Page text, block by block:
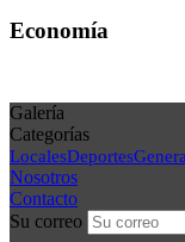
Economía
Galería
Categorías
LocalesDeportes
Nosotros
Contacto
Su correo